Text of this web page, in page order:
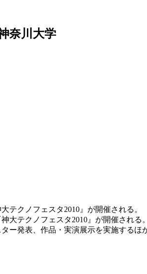
奈川大学
テクノフェスタ2010』が開催される。
大テクノフェスタ2010』が開催される。
ー発表、作品・実演展示を実施するほ